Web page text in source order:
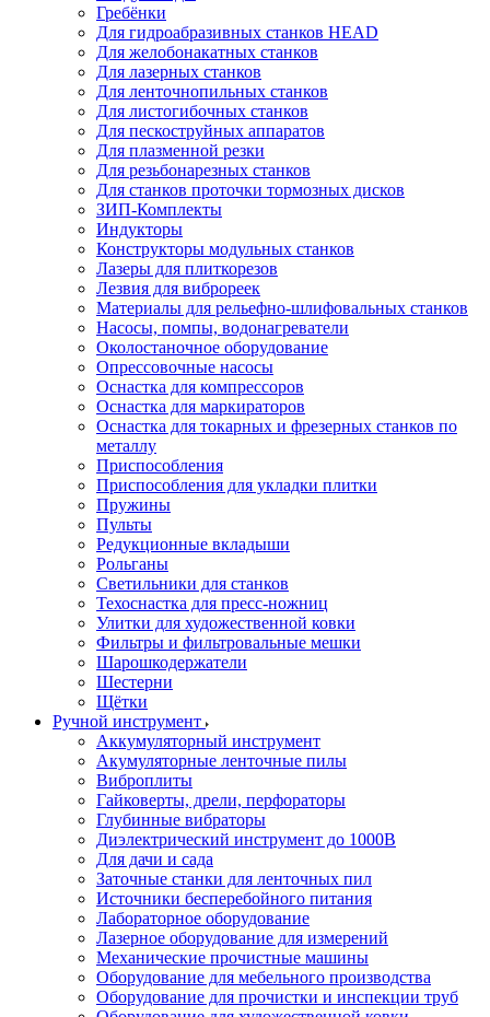
Гребёнки
Для гидроабразивных станков HEAD
Для желобонакатных станков
Для лазерных станков
Для ленточнопильных станков
Для листогибочных станков
Для пескоструйных аппаратов
Для плазменной резки
Для резьбонарезных станков
Для станков проточки тормозных дисков
ЗИП-Комплекты
Индукторы
Конструкторы модульных станков
Лазеры для плиткорезов
Лезвия для виброреек
Материалы для рельефно-шлифовальных станков
Насосы, помпы, водонагреватели
Околостаночное оборудование
Опрессовочные насосы
Оснастка для компрессоров
Оснастка для маркираторов
Оснастка для токарных и фрезерных станков по
металлу
Приспособления
Приспособления для укладки плитки
Пружины
Пульты
Редукционные вкладыши
Рольганы
Светильники для станков
Техоснастка для пресс-ножниц
Улитки для художественной ковки
Фильтры и фильтровальные мешки
Шарошкодержатели
Шестерни
Щётки
Ручной инструмент
Аккумуляторный инструмент
Акумуляторные ленточные пилы
Виброплиты
Гайковерты, дрели, перфораторы
Глубинные вибраторы
Диэлектрический инструмент до 1000В
Для дачи и сада
Заточные станки для ленточных пил
Источники бесперебойного питания
Лабораторное оборудование
Лазерное оборудование для измерений
Механические прочистные машины
Оборудование для мебельного производства
Оборудование для прочистки и инспекции труб